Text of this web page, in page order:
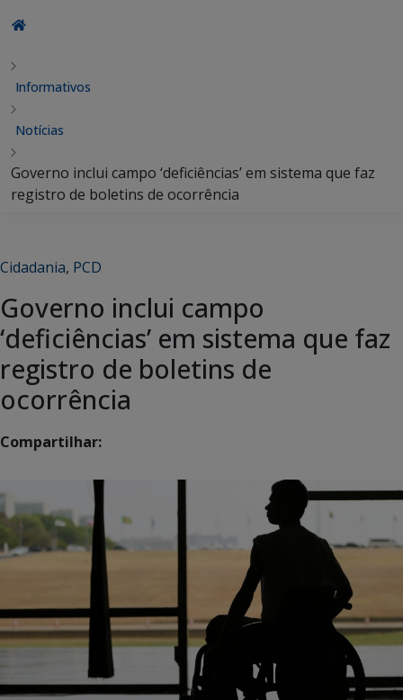
Informativos
Notícias
Governo inclui campo ‘deficiências’ em sistema que faz
registro de boletins de ocorrência
Cidadania, PCD
Governo inclui campo
‘deficiências’ em sistema que faz
registro de boletins de
ocorrência
Compartilhar: